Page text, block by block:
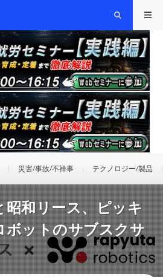
災害/事故/不祥事 テクノロジー/製品
和リース、ピッキ
ボットのサブスクサ